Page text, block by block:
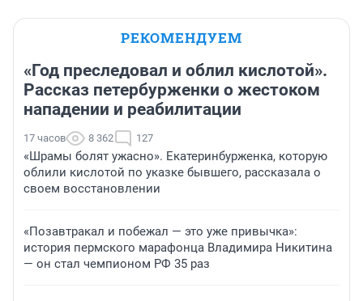
РЕКОМЕНДУЕМ
«Год преследовал и облил кислотой».
Рассказ петербурженки о жестоком
нападении и реабилитации
17 часов 8 362 127
«Шрамы болят ужасно». Екатеринбурженка, которую
облили кислотой по указке бывшего, рассказала о
своем восстановлении
«Позавтракал и побежал — это уже привычка»:
история пермского марафонца Владимира Никитина
— он стал чемпионом РФ 35 раз